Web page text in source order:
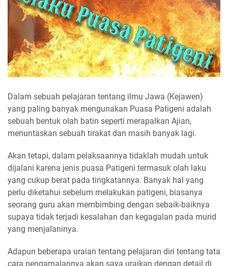
Dalam sebuah pelajaran tentang ilmu Jawa (Kejawen)
yang paling banyak mengunakan Puasa Patigeni adalah
sebuah bentuk olah batin seperti merapalkan Ajian,
menuntaskan sebuah tirakat dan masih banyak lagi.
Akan tetapi, dalam pelaksaannya tidaklah mudah untuk
dijalani karena jenis puasa Patigeni termasuk olah laku
yang cukup berat pada tingkatannya. Banyak hal yang
perlu diketahui sebelum melakukan patigeni, biasanya
seorang guru akan membimbing dengan sebaik-baiknya
supaya tidak terjadi kesalahan dan kegagalan pada murid
yang menjalaninya.
Adapun beberapa uraian tentang pelajaran diri tentang tata
cara pengamalannya akan saya uraikan dengan detail di